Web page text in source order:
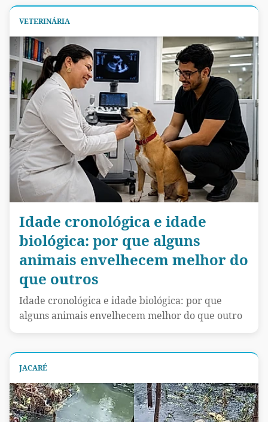
VETERINÁRIA
Idade cronológica e idade
biológica: por que alguns
animais envelhecem melhor do
que outros
Idade cronológica e idade biológica: por que
alguns animais envelhecem melhor do que outro
JACARÉ